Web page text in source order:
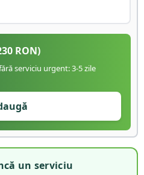
RON)
serviciu urgent: 3-5 zile
un serviciu